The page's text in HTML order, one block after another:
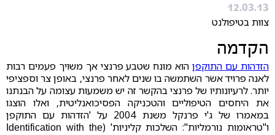
12.03.13
צוות בטיפולנט
הקדמה
הזדהות עם התוקפןהוא מונח שטבע פרנצי אך משויך פעמים רבות
לאנה פרויד אשר השתמשה בו שנים לאחר פרנצי, באופן צר וספציפי
יותר. לרעיונותיו של פרנצי בהקשר זה יש משמעות עצומה על הבנתנו
את היחסים הטיפוליים והטכניקה הפסיכואנליטית, ואלו הוצגו
במאמרו של ג'י פרנקל משנת 2004 על 'הזדהות עם התוקפן
ו"טראומות נורמליות": השלכות קליניות' (Identification with the